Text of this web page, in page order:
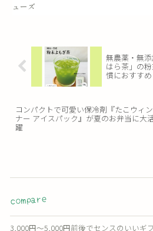
ューズ
無農薬・無
はら茶」の
慣におすすめ
コンパクトで可愛い保冷剤『たこウィン
ナー アイスパック』が夏のお弁当に大
躍
compare
3,000円〜5,000円前後でセンスのいいギ